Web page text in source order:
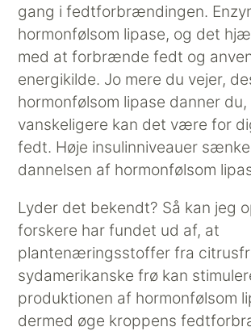
gang i fedtforbrændingen.
hormonfølsom lipase, og det
med at forbrænde fedt og
energikilde. Jo mere du vejer,
hormonfølsom lipase danner
vanskeligere kan det være for
fedt. Høje insulinniveauer
dannelsen af hormonfølsom
Lyder det bekendt? Så kan jeg
forskere har fundet ud af, at
plantenæringsstoffer fra
sydamerikanske frø kan
produktionen af hormonfølsom
dermed øge kroppens